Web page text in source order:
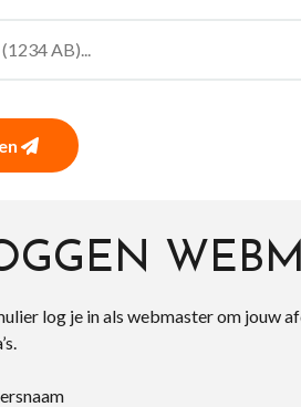
log je in als webmaster om jouw